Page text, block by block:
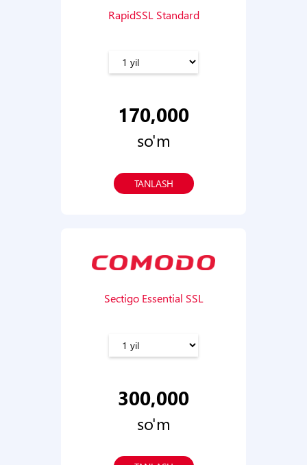
RapidSSL Standard
170,000
so'm
TANLASH
Sectigo Essential SSL
300,000
so'm